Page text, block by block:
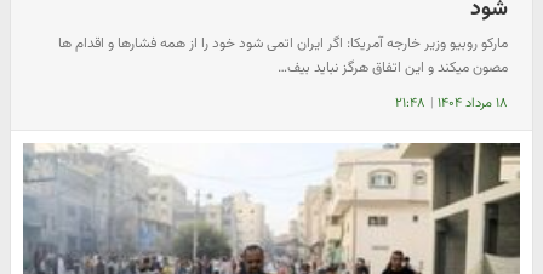
شود
مارکو روبیو وزیر خارجه آمریکا: اگر ایران اتمی شود خود را از همه فشارها و اقدام ها
مصون میکند و این اتفاق هرگز نباید بیف…
۱۸ مرداد ۱۴۰۴ | ۲۱:۴۸